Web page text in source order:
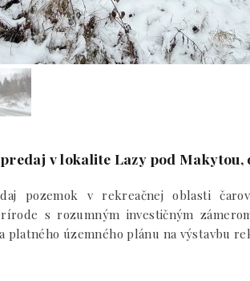
v lokalite Lazy pod Makytou,
pozemok v rekreačnej oblasti
s rozumným investičným
platného územného plánu na výstavbu